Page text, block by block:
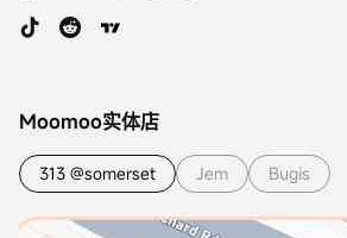
Moomoo实体店
313 @somerset Jem Bugis